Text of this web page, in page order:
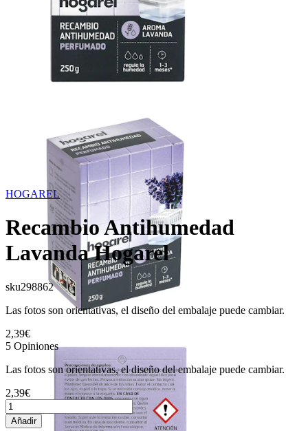
HOGAREL
Recambio Antihumedad
Lavanda Hogarel
sku298862
Las fotos son orientativas, el diseño del embalaje puede cambiar.
2,39€
5 Opiniones
Las fotos son orientativas, el diseño del embalaje puede cambiar.
2,39€
Añadir